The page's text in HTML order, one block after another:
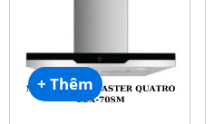
+ Thêm